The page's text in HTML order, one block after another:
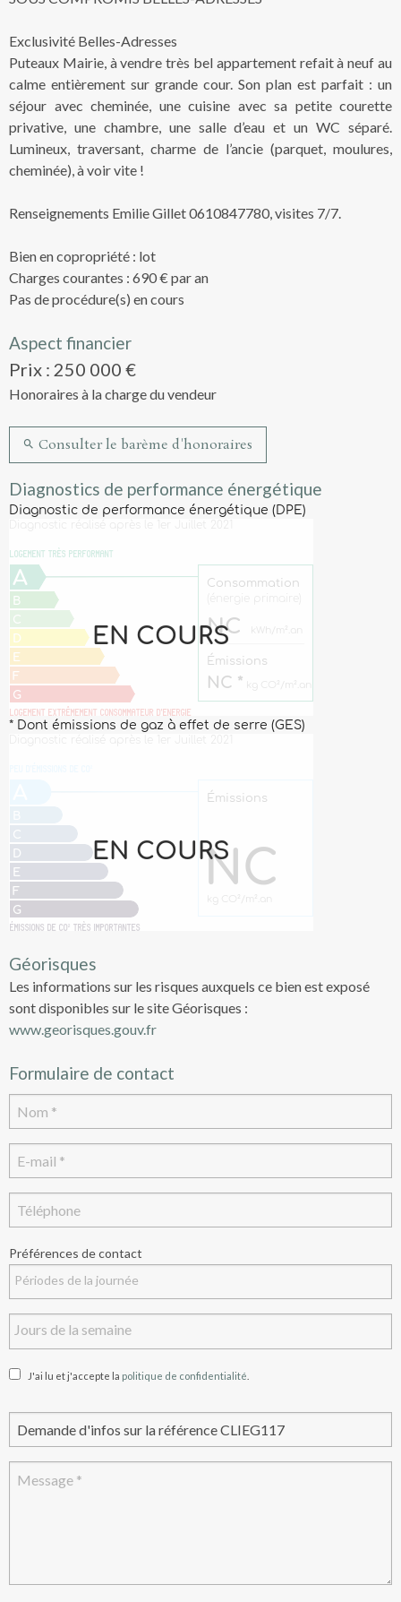
Exclusivité Belles-Adresses
Puteaux Mairie, à vendre très bel appartement refait à neuf au
calme entièrement sur grande cour. Son plan est parfait : un
séjour avec cheminée, une cuisine avec sa petite courette
privative, une chambre, une salle d’eau et un WC séparé.
Lumineux, traversant, charme de l’ancie (parquet, moulures,
cheminée), à voir vite !
Renseignements Emilie Gillet 0610847780, visites 7/7.
Bien en copropriété : lot
Charges courantes : 690 € par an
Pas de procédure(s) en cours
Aspect financier
Prix : 250 000 €
Honoraires à la charge du vendeur
Consulter le barème d'honoraires
Diagnostics de performance énergétique
Géorisques
Les informations sur les risques auxquels ce bien est exposé
sont disponibles sur le site Géorisques :
www.georisques.gouv.fr
Formulaire de contact
Préférences de contact
J'ai lu et j'accepte la politique de confidentialité